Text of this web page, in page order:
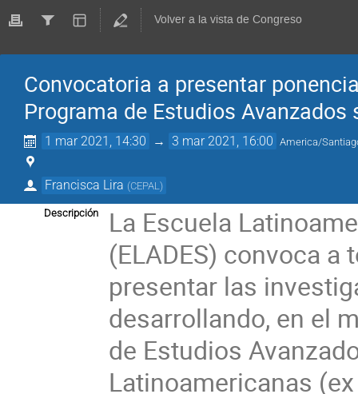
Volver a la vista de Congreso
Convocatoria a presentar
Programa de Estudios
1 mar 2021, 14:30 → 3 mar 2021, 16:00 America/
Francisca Lira (CEPAL)
Descripción
La Escuela
(ELADES) convoca
presentar las
desarrollando, en el
de Estudios
Latinoamericanas